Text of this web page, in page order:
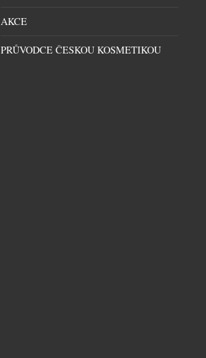
AKCE
PRŮVODCE ČESKOU KOSMETIKOU